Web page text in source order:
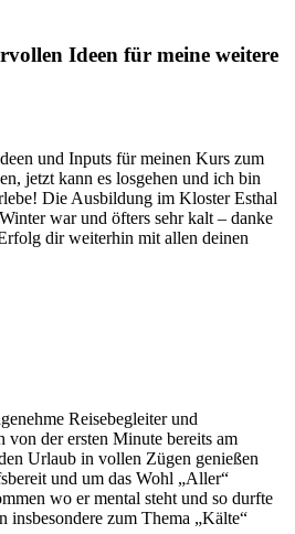
Ideen für meine weitere
und Inputs für meinen Kurs zum
jetzt kann es losgehen und ich bin
Die Ausbildung im Kloster Esthal
war und öfters sehr kalt – danke
dir weiterhin mit allen deinen
Reisebegleiter und
von der ersten Minute bereits am
Urlaub in vollen Zügen genießen
und um das Wohl „Aller“
wo er mental steht und so durfte
insbesondere zum Thema „Kälte“